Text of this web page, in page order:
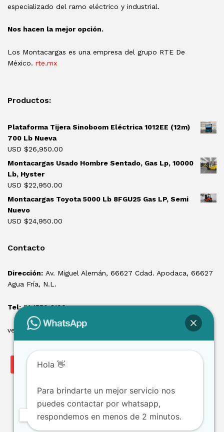
especializado del ramo eléctrico y industrial.
Nos hacen la mejor opción.
Los Montacargas es una empresa del grupo RTE De
México. rte.mx
Productos:
Plataforma Tijera Sinoboom Eléctrica 1012EE (12m)
700 Lb Nueva
USD $26,950.00
Montacargas Usado Hombre Sentado, Gas Lp, 10000
Lb, Hyster
USD $22,950.00
Montacargas Toyota 5000 Lb 8FGU25 Gas LP, Semi
Nuevo
USD $24,950.00
Contacto
Dirección: Av. Miguel Alemán, 66627 Cdad. Apodaca, 66627
Agua Fría, N.L.
Tel:81 1550 3100
ventas@losmontacargas.mx
Hola 👋
Para brindarte un mejor servicio nos
puedes contactar por whatsapp,
respondemos en menos de 2 minutos.